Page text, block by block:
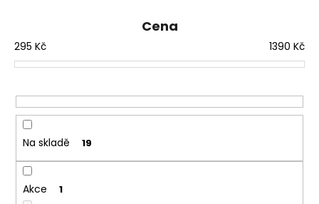
í
p
o
d
u
k
ů
Cena
295 Kč 1390 Kč
Na skladě 19
Akce 1